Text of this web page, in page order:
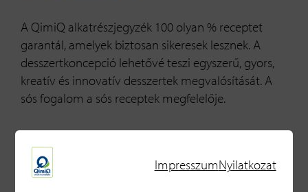
A QimiQ alkatrészjegyzék 100 olyan % receptet
garantál, amelyek biztosan sikeresek lesznek. A
desszertkoncepció lehetővé teszi egyszerű, gyors,
kreatív és innovatív desszertek megvalósítását. A
sós fogalom a sós receptek megfelelője.
ImpresszumNyilatkozat